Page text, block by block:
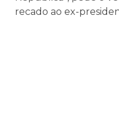
recado ao ex-